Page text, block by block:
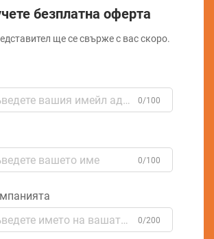
безплатна оферта
ще се свърже с вас скоро.
0/100
0/100
0/200